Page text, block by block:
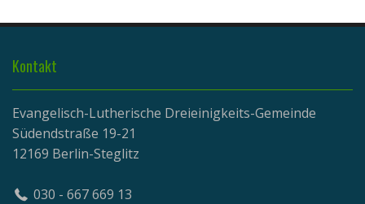
Kontakt
Evangelisch-Lutherische Dreieinigkeits-Gemeinde
Südendstraße 19-21
12169 Berlin-Steglitz
030 - 667 669 13